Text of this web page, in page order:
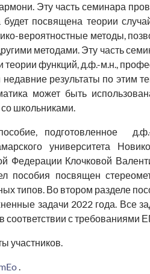
Эту часть семинара
посвящена теории
вероятностные методы,
методами. Эту часть
функций, д.ф.-м.н.,
результаты по этим
может быть
школьниками.
подготовленное
университета
Федерации Клочковой
посвящен
типов. Во втором разделе
задачи 2022 года. Все
с требованиями
участников.
.